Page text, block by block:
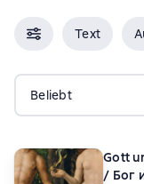
Text
Beliebt
Gott
/ Бог